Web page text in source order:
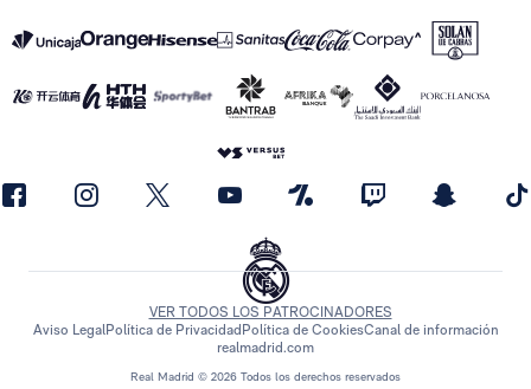
Real Madrid © 2026 Todos los derechos reservados
VER TODOS LOS PATROCINADORES
Aviso LegalPolítica de Privacidad Política de CookiesCanal de información
realmadrid.com